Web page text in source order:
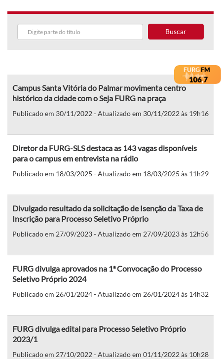
Buscar
Campus Santa Vitória do Palmar movimenta centro
histórico da cidade com o Seja FURG na praça
Publicado em 30/11/2022 - Atualizado em 30/11/2022 às 19h16
Diretor da FURG-SLS destaca as 143 vagas disponíveis
para o campus em entrevista na rádio
Publicado em 18/03/2025 - Atualizado em 18/03/2025 às 11h29
Divulgado resultado da solicitação de Isenção da Taxa de
Inscrição para Processo Seletivo Próprio
Publicado em 27/09/2023 - Atualizado em 27/09/2023 às 12h56
FURG divulga aprovados na 1ª Convocação do Processo
Seletivo Próprio 2024
Publicado em 26/01/2024 - Atualizado em 26/01/2024 às 14h32
FURG divulga edital para Processo Seletivo Próprio
2023/1
Publicado em 27/10/2022 - Atualizado em 01/11/2022 às 10h28